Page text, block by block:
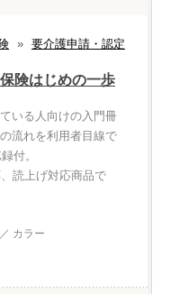
» 要介護申請・認定
険はじめの一歩
いる人向けの入門冊
流れを利用者目線で
付。
読上げ対応商品で
カラー